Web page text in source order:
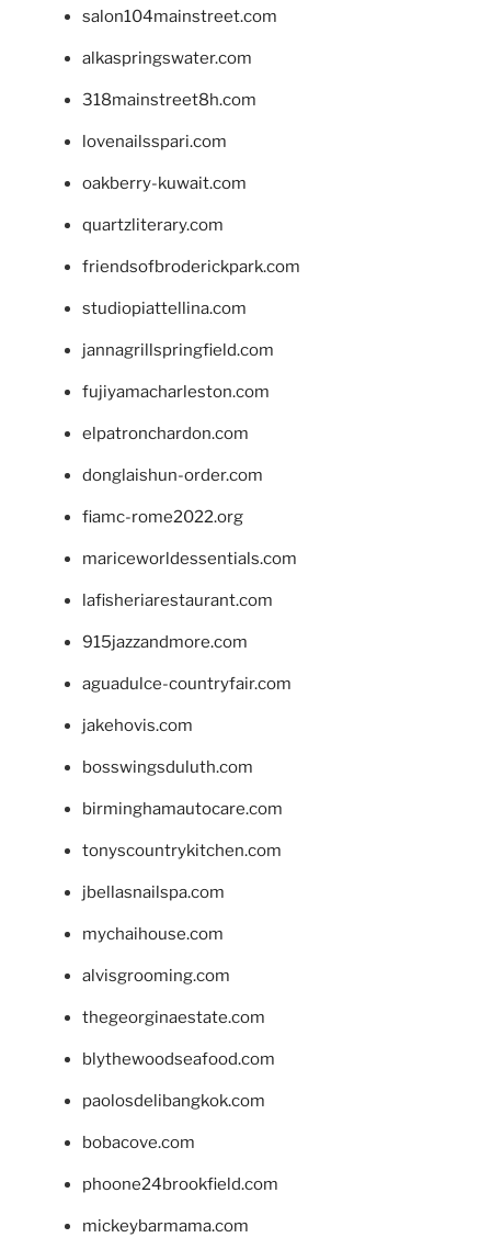
salon104mainstreet.com
alkaspringswater.com
318mainstreet8h.com
lovenailsspari.com
oakberry-kuwait.com
quartzliterary.com
friendsofbroderickpark.com
studiopiattellina.com
jannagrillspringfield.com
fujiyamacharleston.com
elpatronchardon.com
donglaishun-order.com
fiamc-rome2022.org
mariceworldessentials.com
lafisheriarestaurant.com
915jazzandmore.com
aguadulce-countryfair.com
jakehovis.com
bosswingsduluth.com
birminghamautocare.com
tonyscountrykitchen.com
jbellasnailspa.com
mychaihouse.com
alvisgrooming.com
thegeorginaestate.com
blythewoodseafood.com
paolosdelibangkok.com
bobacove.com
phoone24brookfield.com
mickeybarmama.com